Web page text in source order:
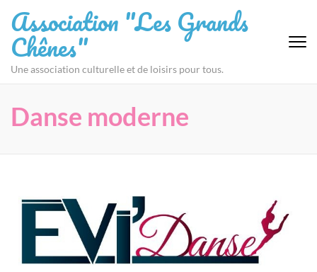
au
contenu
(Pressez
Entrée)
Association "Les Grands
Chênes"
Une association culturelle et de loisirs pour tous.
Danse moderne